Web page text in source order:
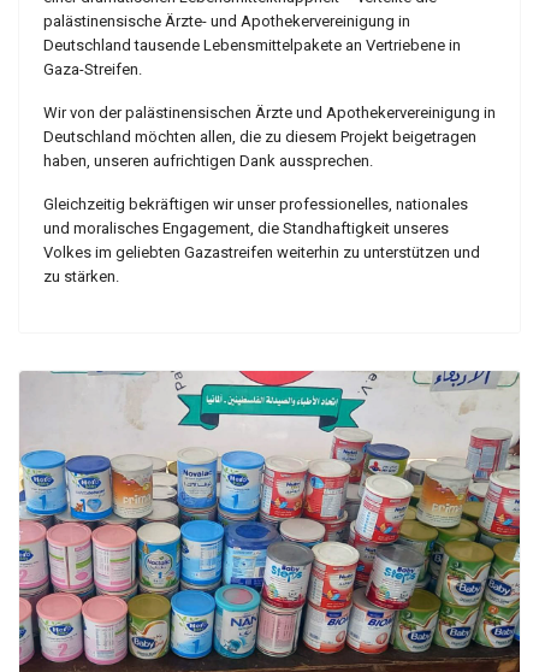
palästinensische Ärzte- und Apothekervereinigung in
Deutschland tausende Lebensmittelpakete an Vertriebene in
Gaza-Streifen.
Wir von der palästinensischen Ärzte und Apothekervereinigung in
Deutschland möchten allen, die zu diesem Projekt beigetragen
haben, unseren aufrichtigen Dank aussprechen.
Gleichzeitig bekräftigen wir unser professionelles, nationales
und moralisches Engagement, die Standhaftigkeit unseres
Volkes im geliebten Gazastreifen weiterhin zu unterstützen und
zu stärken.